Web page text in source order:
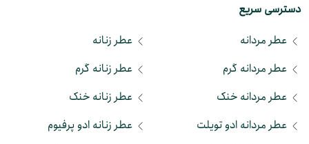
دسترسی سریع
عطر مردانه
عطر مردانه گرم
عطر مردانه خنک
عطر مردانه ادو تویلت
عطر زنانه
عطر زنانه گرم
عطر زنانه خنک
عطر زنانه ادو پرفیوم